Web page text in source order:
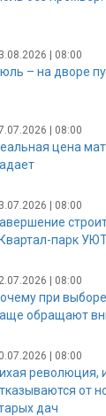
| 08:00
– на дворе
| 08:00
цена
| 08:00
парк
| 08:00
при
обращают
| 08:00
революция,
от
дач